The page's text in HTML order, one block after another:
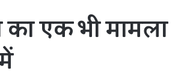
का एक भी मामला